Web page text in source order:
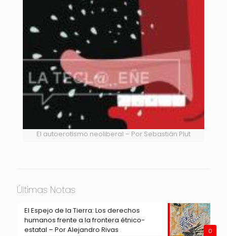
El autoerotismo neoliberal – Por Sebastián Plut
Últimas Notas
0
El Espejo de la Tierra: Los derechos
humanos frente a la frontera étnico-
estatal – Por Alejandro Rivas